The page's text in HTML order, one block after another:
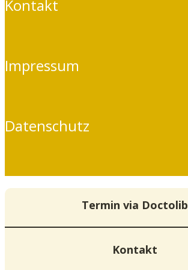
Kontakt
Impressum
Datenschutz
Termin via Doctolib
Kontakt